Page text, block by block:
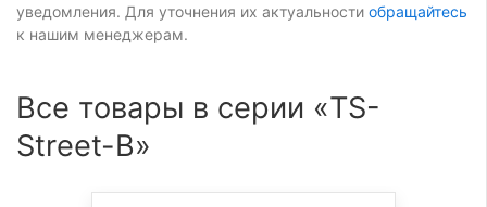
уведомления. Для уточнения их актуальности обращайтесь
к нашим менеджерам.
Все товары в серии «TS-
Street-B»